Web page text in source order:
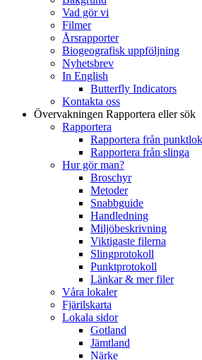
Vad gör vi
Filmer
Årsrapporter
Biogeografisk uppföljning
Nyhetsbrev
In English
Butterfly Indicators
Kontakta oss
Övervakningen Rapportera eller sök
Rapportera
Rapportera från
Rapportera från slinga
Hur gör man?
Broschyr
Metoder
Snabbguide
Handledning
Miljöbeskrivning
Viktigaste filerna
Slingprotokoll
Punktprotokoll
Länkar & mer filer
Våra lokaler
Fjärilskarta
Lokala sidor
Gotland
Jämtland
Närke